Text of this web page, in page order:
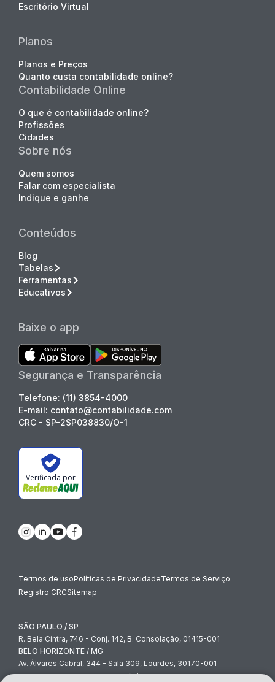
Escritório Virtual
Planos
Planos e Preços
Quanto custa contabilidade online?
Contabilidade Online
O que é contabilidade online?
Profissões
Cidades
Sobre nós
Quem somos
Falar com especialista
Indique e ganhe
Conteúdos
Blog
Tabelas
Ferramentas
Educativos
Baixe o app
Segurança e Transparência
Telefone: (11) 3854-4000
E-mail: contato@contabilidade.com
CRC - SP-2SP038830/O-1
Verificada por
Termos de usoPolíticas de PrivacidadeTermos de Serviço
Registro CRCSitemap
SÃO PAULO / SP
R. Bela Cintra, 746 - Conj. 142, B. Consolação, 01415-001
BELO HORIZONTE / MG
Av. Álvares Cabral, 344 - Sala 309, Lourdes, 30170-001
contato@contabilidade.com-(11) 3854-4000